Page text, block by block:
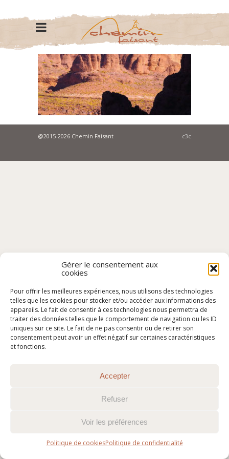
Gérer le consentement aux
cookies
Pour offrir les meilleures expériences, nous utilisons des technologies
telles que les cookies pour stocker et/ou accéder aux informations des
appareils. Le fait de consentir à ces technologies nous permettra de
traiter des données telles que le comportement de navigation ou les ID
uniques sur ce site. Le fait de ne pas consentir ou de retirer son
consentement peut avoir un effet négatif sur certaines caractéristiques
et fonctions.
Accepter
Refuser
Voir les préférences
Politique de cookiesPolitique de confidentialité
@2015-2026 Chemin Faisant c3c